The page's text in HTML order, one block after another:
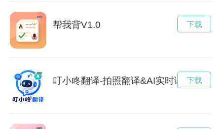
帮我背V1.0 下载
叮小咚翻译-拍照翻译&AI实时语音翻译
下载